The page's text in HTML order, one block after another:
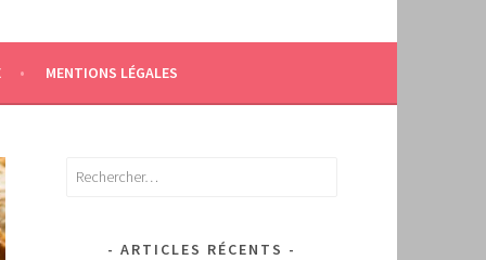
MENTIONS LÉGALES
Rechercher :
ARTICLES RÉCENTS